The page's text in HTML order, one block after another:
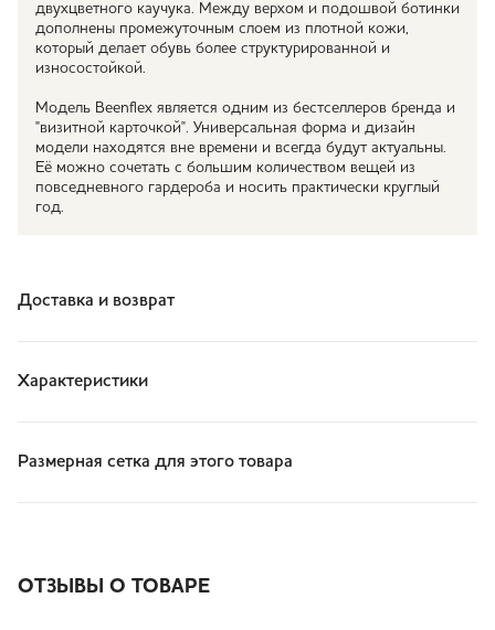
двухцветного каучука. Между верхом и подошвой ботинки
дополнены промежуточным слоем из плотной кожи,
который делает обувь более структурированной и
износостойкой.
Модель Beenflex является одним из бестселлеров бренда и
"визитной карточкой". Универсальная форма и дизайн
модели находятся вне времени и всегда будут актуальны.
Её можно сочетать с большим количеством вещей из
повседневного гардероба и носить практически круглый
год.
Доставка и возврат
Характеристики
Размерная сетка для этого товара
ОТЗЫВЫ О ТОВАРЕ